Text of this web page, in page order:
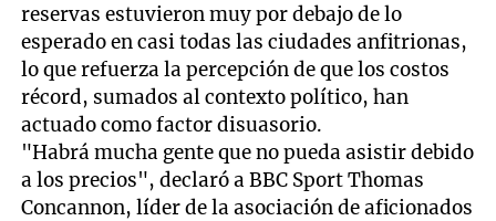
reservas estuvieron muy por debajo de lo
esperado en casi todas las ciudades anfitrionas,
lo que refuerza la percepción de que los costos
récord, sumados al contexto político, han
actuado como factor disuasorio.
"Habrá mucha gente que no pueda asistir debido
a los precios", declaró a BBC Sport Thomas
Concannon, líder de la asociación de aficionados